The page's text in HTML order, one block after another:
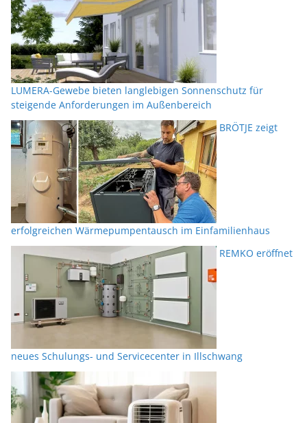
LUMERA-Gewebe bieten langlebigen Sonnenschutz für
steigende Anforderungen im Außenbereich
BRÖTJE zeigt
erfolgreichen Wärmepumpentausch im Einfamilienhaus
REMKO eröffnet
neues Schulungs- und Servicecenter in Illschwang